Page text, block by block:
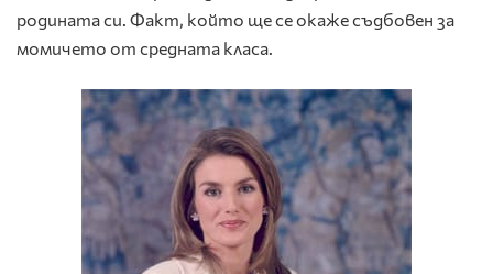
родината си. Факт, който ще се окаже съдбовен за
момичето от средната класа.